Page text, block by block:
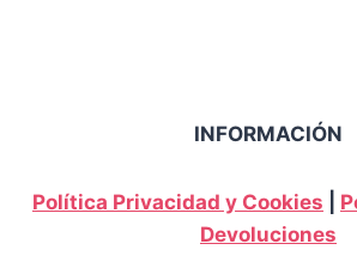
INFORMACIÓN
Política Privacidad y Cookies
Devoluciones